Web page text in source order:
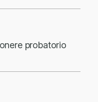
probatorio